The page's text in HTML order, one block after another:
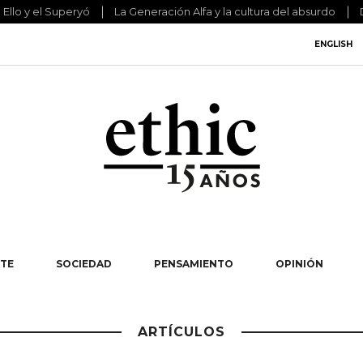
Ello y el Superyó La Generación Alfa y la cultura del absurdo
ENGLISH
SOCIEDAD PENSAMIENTO OPINIÓN
ARTÍCULOS